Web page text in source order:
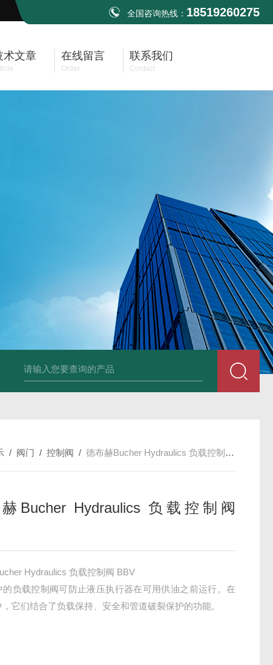
全国咨询热线： 18519260275
术文章 在线留言
Order
联系我们
Contact
德国Baumüller b maXX 6500伺服电机 德国Bauüller b maXX
/ 阀门 /控制阀 /德布赫Bucher Hydraulics 负载控制阀 BBV
Bucher Hydraulics 负载控制阀
Hydraulics 负载控制阀 BBV
的负载控制阀可防止液压执行器在可用供油之前运行。在
它们结合了负载保持、安全和管道破裂保护的功能。